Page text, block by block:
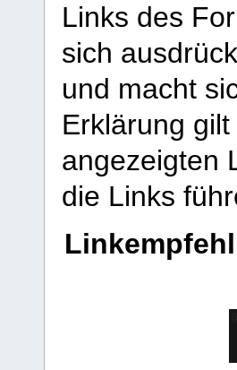
Links des
sich
und macht
Erklärung
angezeigten
die Links